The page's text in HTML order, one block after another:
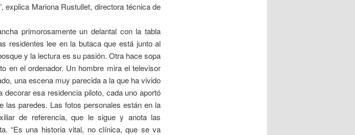
explica Mariona Rustullet, directora técnica de
primorosamente un delantal con la tabla
residentes lee en la butaca que está junto al
y la lectura es su pasión. Otra hace sopa
en el ordenador. Un hombre mira el televisor
una escena muy parecida a la que ha vivido
esa residencia piloto, cada uno aportó
las paredes. Las fotos personales están en la
de referencia, que le sigue y anota las
“Es una historia vital, no clínica, que se va